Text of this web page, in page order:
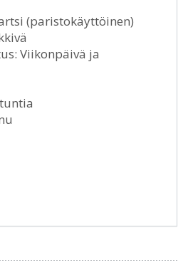
(paristokäyttöinen)
Viikonpäivä ja